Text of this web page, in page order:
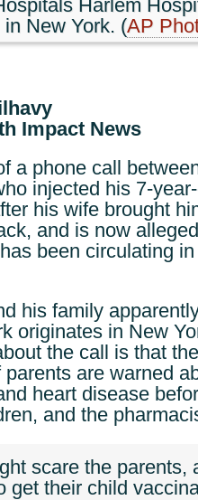
Harlem
in New York. (AP
Impact News
a phone call
injected his 7-
his wife brought
and is now
been circulating
his family
originates in New
the call is that
parents are warned
heart disease
and the
scare the parents,
get their child